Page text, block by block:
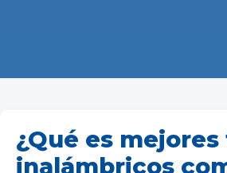
¿Qué es
inalámbricos